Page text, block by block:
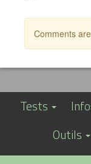
Comments
Tests
Outils